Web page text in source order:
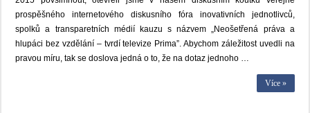
prospěšného internetového diskusního fóra inovativních jednotlivců,
spolků a transparetních médií kauzu s názvem „Neošetřená práva a
hlupáci bez vzdělání – tvrdí televize Prima”. Abychom záležitost uvedli na
pravou míru, tak se doslova jedná o to, že na dotaz jednoho …
Více »